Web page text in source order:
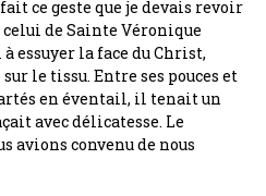
ce geste que je devais revoir
de Sainte Véronique
essuyer la face du Christ,
le tissu. Entre ses pouces et
en éventail, il tenait un
avec délicatesse. Le
avions convenu de nous